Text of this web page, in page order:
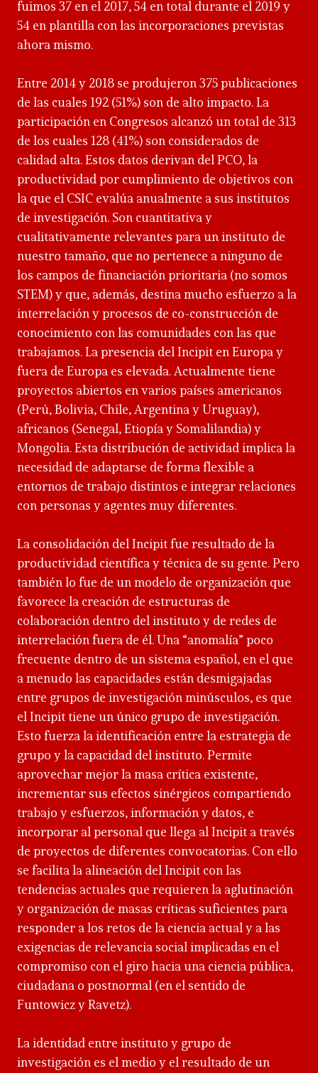
fuimos 37 en el 2017, 54 en total durante el 2019 y
54 en plantilla con las incorporaciones previstas
ahora mismo.
Entre 2014 y 2018 se produjeron 375 publicaciones
de las cuales 192 (51%) son de alto impacto. La
participación en Congresos alcanzó un total de 313
de los cuales 128 (41%) son considerados de
calidad alta. Estos datos derivan del PCO, la
productividad por cumplimiento de objetivos con
la que el CSIC evalúa anualmente a sus institutos
de investigación. Son cuantitativa y
cualitativamente relevantes para un instituto de
nuestro tamaño, que no pertenece a ninguno de
los campos de financiación prioritaria (no somos
STEM) y que, además, destina mucho esfuerzo a la
interrelación y procesos de co-construcción de
conocimiento con las comunidades con las que
trabajamos. La presencia del Incipit en Europa y
fuera de Europa es elevada. Actualmente tiene
proyectos abiertos en varios países americanos
(Perú, Bolivia, Chile, Argentina y Uruguay),
africanos (Senegal, Etiopía y Somalilandia) y
Mongolia. Esta distribución de actividad implica la
necesidad de adaptarse de forma flexible a
entornos de trabajo distintos e integrar relaciones
con personas y agentes muy diferentes.
La consolidación del Incipit fue resultado de la
productividad científica y técnica de su gente. Pero
también lo fue de un modelo de organización que
favorece la creación de estructuras de
colaboración dentro del instituto y de redes de
interrelación fuera de él. Una “anomalía” poco
frecuente dentro de un sistema español, en el que
a menudo las capacidades están desmigajadas
entre grupos de investigación minúsculos, es que
el Incipit tiene un único grupo de investigación.
Esto fuerza la identificación entre la estrategia de
grupo y la capacidad del instituto. Permite
aprovechar mejor la masa crítica existente,
incrementar sus efectos sinérgicos compartiendo
trabajo y esfuerzos, información y datos, e
incorporar al personal que llega al Incipit a través
de proyectos de diferentes convocatorias. Con ello
se facilita la alineación del Incipit con las
tendencias actuales que requieren la aglutinación
y organización de masas críticas suficientes para
responder a los retos de la ciencia actual y a las
exigencias de relevancia social implicadas en el
compromiso con el giro hacia una ciencia pública,
ciudadana o postnormal (en el sentido de
Funtowicz y Ravetz).
La identidad entre instituto y grupo de
investigación es el medio y el resultado de un